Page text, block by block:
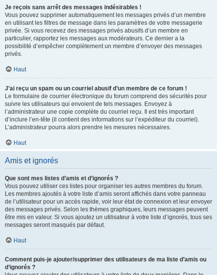
Je reçois sans arrêt des messages indésirables !
Vous pouvez supprimer automatiquement les messages privés d’un membre
en utilisant les filtres de message dans les paramètres de votre messagerie
privée. Si vous recevez des messages privés abusifs d’un membre en
particulier, rapportez les messages aux modérateurs. Ce dernier a la
possibilité d’empêcher complètement un membre d’envoyer des messages
privés.
Haut
J’ai reçu un spam ou un courriel abusif d’un membre de ce forum !
Le formulaire de courrier électronique du forum comprend des sécurités pour
suivre les utilisateurs qui envoient de tels messages. Envoyez à
l’administrateur une copie complète du courriel reçu. Il est très important
d’inclure l’en-tête (il contient des informations sur l’expéditeur du courriel).
L’administrateur pourra alors prendre les mesures nécessaires.
Haut
Amis et ignorés
Que sont mes listes d’amis et d’ignorés ?
Vous pouvez utiliser ces listes pour organiser les autres membres du forum.
Les membres ajoutés à votre liste d’amis seront affichés dans votre panneau
de l’utilisateur pour un accès rapide, voir leur état de connexion et leur envoyer
des messages privés. Selon les thèmes graphiques, leurs messages peuvent
être mis en valeur. Si vous ajoutez un utilisateur à votre liste d’ignorés, tous ses
messages seront masqués par défaut.
Haut
Comment puis-je ajouter/supprimer des utilisateurs de ma liste d’amis ou
d’ignorés ?